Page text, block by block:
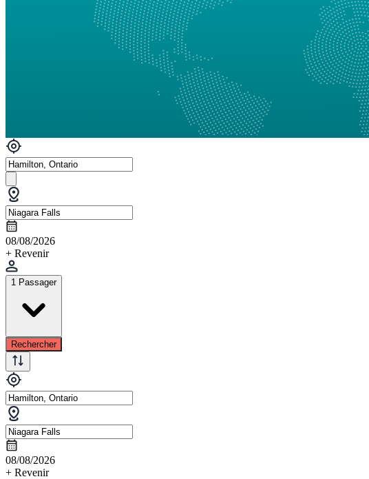
08/08/2026
+ Revenir
1 Passager
Rechercher
08/08/2026
+ Revenir